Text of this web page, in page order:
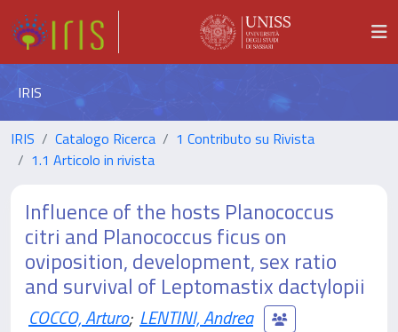
IRIS
IRIS Catalogo Ricerca
1 Contributo su Rivista
1.1 Articolo in rivista
Influence of the hosts Planococcus
citri and Planococcus ficus on
oviposition, development, sex ratio
and survival of Leptomastix dactylopii
COCCO, Arturo; LENTINI, Andrea